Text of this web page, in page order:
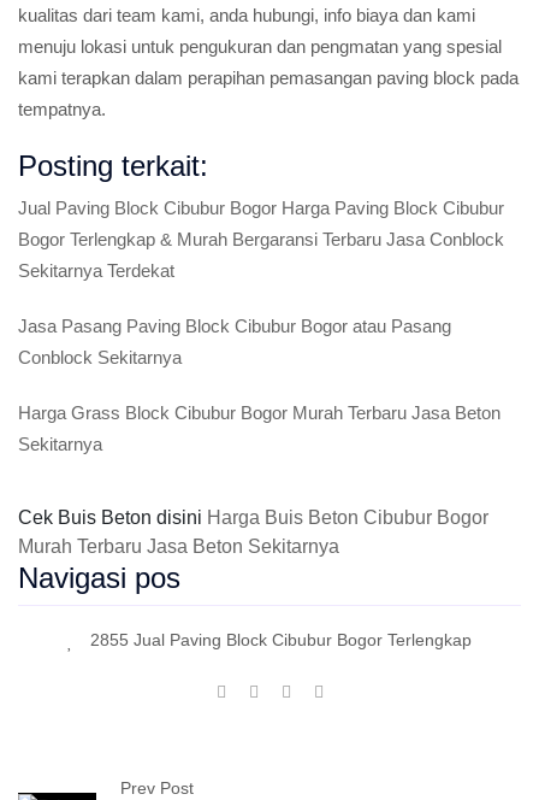
kualitas dari team kami, anda hubungi, info biaya dan kami
menuju lokasi untuk pengukuran dan pengmatan yang spesial
kami terapkan dalam perapihan pemasangan paving block pada
tempatnya.
Posting terkait:
Jual Paving Block Cibubur Bogor Harga Paving Block Cibubur
Bogor Terlengkap & Murah Bergaransi Terbaru Jasa Conblock
Sekitarnya Terdekat
Jasa Pasang Paving Block Cibubur Bogor atau Pasang
Conblock Sekitarnya
Harga Grass Block Cibubur Bogor Murah Terbaru Jasa Beton
Sekitarnya
Cek Buis Beton disini Harga Buis Beton Cibubur Bogor
Murah Terbaru Jasa Beton Sekitarnya
Navigasi pos
2855 Jual Paving Block Cibubur Bogor Terlengkap
Prev Post